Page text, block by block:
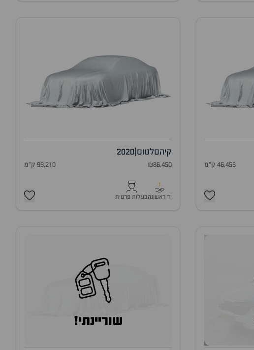
46,453 ק"מ
קיהסלטוס 2020
₪86,450 93,210 ק"מ
1
יד ראשונהבעלות פרטית
שוריינתי!